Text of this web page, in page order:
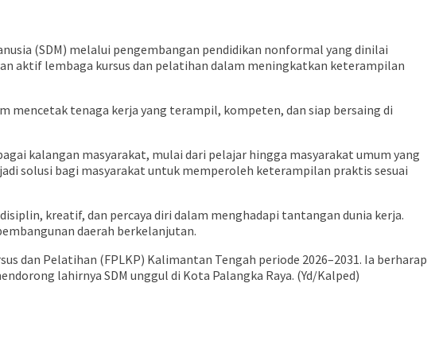
(SDM) melalui pengembangan pendidikan nonformal yang dinilai
aktif lembaga kursus dan pelatihan dalam meningkatkan keterampilan
tenaga kerja yang terampil, kompeten, dan siap bersaing di
kalangan masyarakat, mulai dari pelajar hingga masyarakat umum yang
solusi bagi masyarakat untuk memperoleh keterampilan praktis sesuai
kreatif, dan percaya diri dalam menghadapi tantangan dunia kerja.
daerah berkelanjutan.
dan Pelatihan (FPLKP) Kalimantan Tengah periode 2026–2031. Ia berharap
lahirnya SDM unggul di Kota Palangka Raya. (Yd/Kalped)